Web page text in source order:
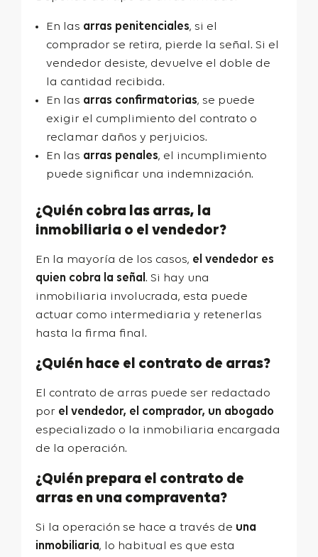
En las arras penitenciales, si el
comprador se retira, pierde la señal. Si el
vendedor desiste, devuelve el doble de
la cantidad recibida.
En las arras confirmatorias, se puede
exigir el cumplimiento del contrato o
reclamar daños y perjuicios.
En las arras penales, el incumplimiento
puede significar una indemnización.
¿Quién cobra las arras, la
inmobiliaria o el vendedor?
En la mayoría de los casos, el vendedor es
quien cobra la señal . Si hay una
inmobiliaria involucrada, esta puede
actuar como intermediaria y retenerlas
hasta la firma final.
¿Quién hace el contrato de arras?
El contrato de arras puede ser redactado
por el vendedor, el comprador, un abogado
especializado o la inmobiliaria encargada
de la operación.
¿Quién prepara el contrato de
arras en una compraventa?
Si la operación se hace a través de una
inmobiliaria, lo habitual es que esta